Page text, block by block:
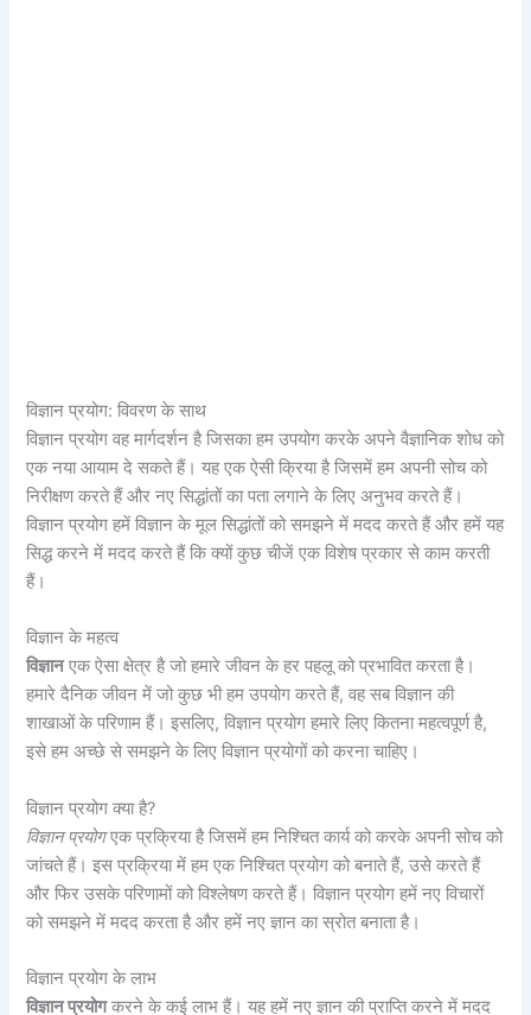
विज्ञान प्रयोग: विवरण के साथ
विज्ञान प्रयोग वह मार्गदर्शन है जिसका हम उपयोग करके अपने वैज्ञानिक शोध को
एक नया आयाम दे सकते हैं। यह एक ऐसी क्रिया है जिसमें हम अपनी सोच को
निरीक्षण करते हैं और नए सिद्धांतों का पता लगाने के लिए अनुभव करते हैं।
विज्ञान प्रयोग हमें विज्ञान के मूल सिद्धांतों को समझने में मदद करते हैं और हमें यह
सिद्ध करने में मदद करते हैं कि क्यों कुछ चीजें एक विशेष प्रकार से काम करती
हैं।
विज्ञान के महत्व
विज्ञानएक ऐसा क्षेत्र है जो हमारे जीवन के हर पहलू को प्रभावित करता है।
हमारे दैनिक जीवन में जो कुछ भी हम उपयोग करते हैं, वह सब विज्ञान की
शाखाओं के परिणाम हैं। इसलिए, विज्ञान प्रयोग हमारे लिए कितना महत्वपूर्ण है,
इसे हम अच्छे से समझने के लिए विज्ञान प्रयोगों को करना चाहिए।
विज्ञान प्रयोग क्या है?
विज्ञान प्रयोगएक प्रक्रिया है जिसमें हम निश्चित कार्य को करके अपनी सोच को
जांचते हैं। इस प्रक्रिया में हम एक निश्चित प्रयोग को बनाते हैं, उसे करते हैं
और फिर उसके परिणामों को विश्लेषण करते हैं। विज्ञान प्रयोग हमें नए विचारों
को समझने में मदद करता है और हमें नए ज्ञान का स्रोत बनाता है।
विज्ञान प्रयोग के लाभ
विज्ञान प्रयोगकरने के कई लाभ हैं। यह हमें नए ज्ञान की प्राप्ति करने में मदद